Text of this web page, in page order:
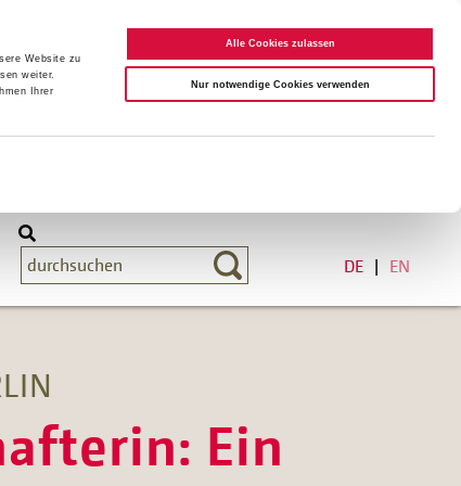
Website zu
weiter.
Ihrer
Alle Cookies zulassen
Nur notwendige Cookies verwenden
DE EN
Ein